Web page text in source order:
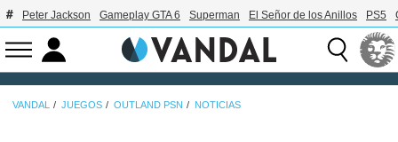
Peter Jackson Gameplay GTA 6 Superman El Señor de los Anillos PS5
VANDAL JUEGOS OUTLAND PSN NOTICIAS